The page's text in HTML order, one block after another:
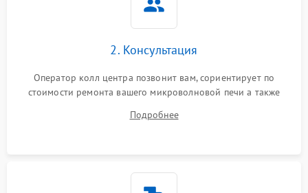
2. Консультация
Оператор колл центра позвонит вам, сориентирует по
стоимости ремонта вашего микроволновой печи а также
Подробнее